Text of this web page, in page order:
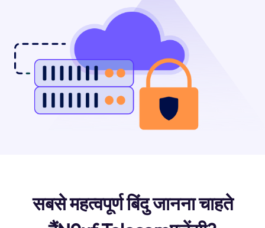
सबसे महत्वपूर्ण बिंदु जानना चाहते